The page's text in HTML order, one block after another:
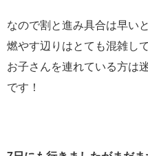
なので割と進み具合は早い
燃やす辺りはとても混雑し
お子さんを連れている方は
です！